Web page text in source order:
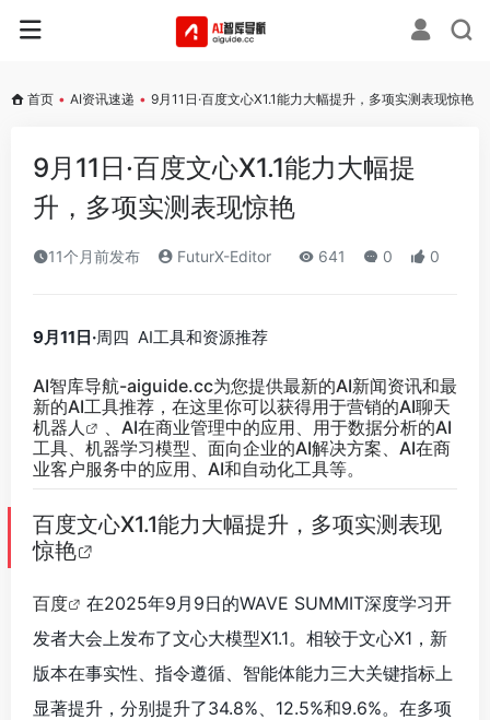
首页 • AI资讯速递 • 9月11日·百度文心X1.1能力大幅提升，多项实测表现惊艳
9月11日·百度文心X1.1能力大幅提
升，多项实测表现惊艳
11个月前发布 FuturX-Editor 641 0 0
9月11日·周四 AI工具和资源推荐
AI智库导航-aiguide.cc为您提供最新的AI新闻资讯和最
新的AI工具推荐，在这里你可以获得用于营销的AI聊天
机器人
、AI在商业管理中的应用、用于数据分析的AI
工具、机器学习模型、面向企业的AI解决方案、AI在商
业客户服务中的应用、AI和自动化工具等。
百度文心X1.1能力大幅提升，多项实测表现
惊艳
百度
在2025年9月9日的WAVE SUMMIT深度学习开
发者大会上发布了文心大模型X1.1。相较于文心X1，新
版本在事实性、指令遵循、智能体能力三大关键指标上
显著提升，分别提升了34.8%、12.5%和9.6%。在多项